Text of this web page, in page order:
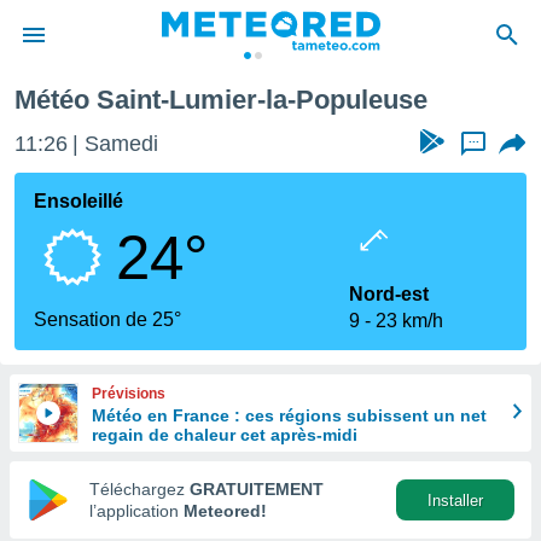
de
en
Météo Saint-Lumier-la-Populeuse
11:26 Samedi ...
Ensoleillé
24°
Sensation de 25°
Nord-est
9
23 km/h
Prévisions
Météo en France : ces régions subissent un net
regain de chaleur cet après-midi
Téléchargez GRATUITEMENT
l’application Meteored!
Installer